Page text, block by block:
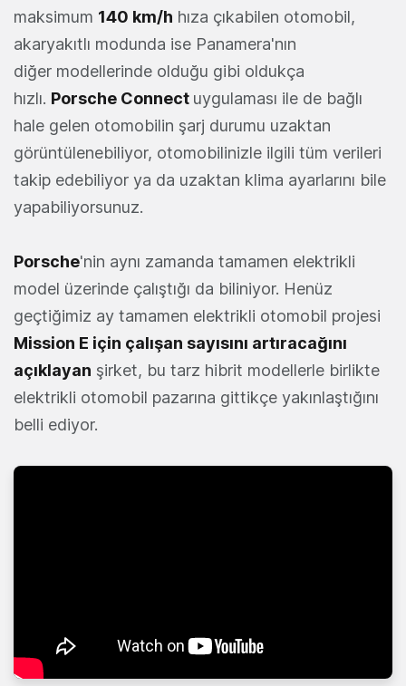
maksimum 140 km/h hıza çıkabilen otomobil,
akaryakıtlı modunda ise Panamera'nın
diğer modellerinde olduğu gibi oldukça
hızlı. Porsche Connect uygulaması ile de bağlı
hale gelen otomobilin şarj durumu uzaktan
görüntülenebiliyor, otomobilinizle ilgili tüm verileri
takip edebiliyor ya da uzaktan klima ayarlarını bile
yapabiliyorsunuz.
Porsche'nin aynı zamanda tamamen elektrikli
model üzerinde çalıştığı da biliniyor. Henüz
geçtiğimiz ay tamamen elektrikli otomobil projesi
Mission E için çalışan sayısını artıracağını
açıklayan şirket, bu tarz hibrit modellerle birlikte
elektrikli otomobil pazarına gittikçe yakınlaştığını
belli ediyor.